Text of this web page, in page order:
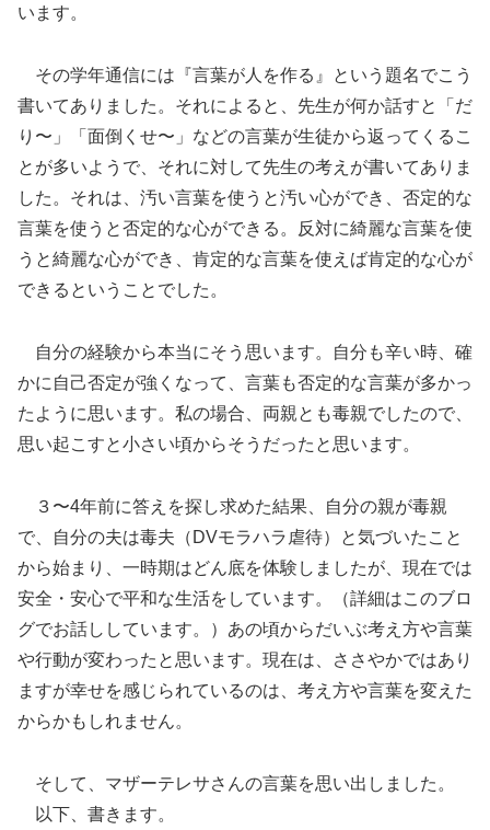
います。
その学年通信には『言葉が人を作る』という題名でこう
書いてありました。それによると、先生が何か話すと「だ
り〜」「面倒くせ〜」などの言葉が生徒から返ってくるこ
とが多いようで、それに対して先生の考えが書いてありま
した。それは、汚い言葉を使うと汚い心ができ、否定的な
言葉を使うと否定的な心ができる。反対に綺麗な言葉を使
うと綺麗な心ができ、肯定的な言葉を使えば肯定的な心が
できるということでした。
自分の経験から本当にそう思います。自分も辛い時、確
かに自己否定が強くなって、言葉も否定的な言葉が多かっ
たように思います。私の場合、両親とも毒親でしたので、
思い起こすと小さい頃からそうだったと思います。
３〜4年前に答えを探し求めた結果、自分の親が毒親
で、自分の夫は毒夫（DVモラハラ虐待）と気づいたこと
から始まり、一時期はどん底を体験しましたが、現在では
安全・安心で平和な生活をしています。（詳細はこのブロ
グでお話ししています。）あの頃からだいぶ考え方や言葉
や行動が変わったと思います。現在は、ささやかではあり
ますが幸せを感じられているのは、考え方や言葉を変えた
からかもしれません。
そして、マザーテレサさんの言葉を思い出しました。
以下、書きます。